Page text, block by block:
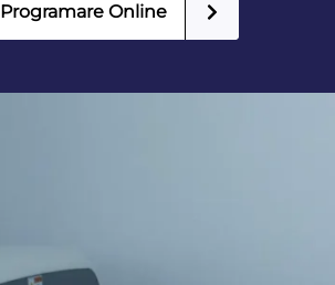
Programare Online